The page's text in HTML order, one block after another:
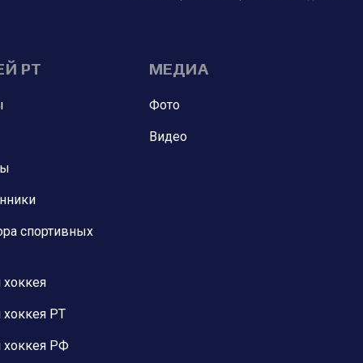
РТ
спортивных
хоккея
хоккея РТ
хоккея РФ
МЕДИА
Фото
Видео